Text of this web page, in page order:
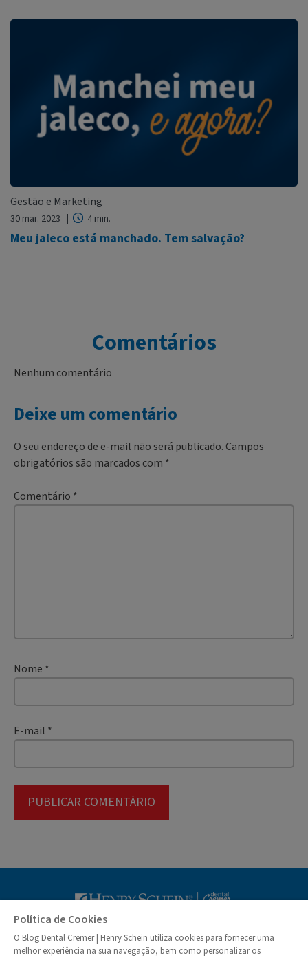
Gestão e Marketing
30 mar. 2023 4 min.
Meu jaleco está manchado. Tem salvação?
Comentários
Nenhum comentário
Deixe um comentário
O seu endereço de e-mail não será publicado.Campos
obrigatórios são marcados com *
Comentário *
Nome *
E-mail *
Blog Dental
© Dental Cremer | Henry Schein 2026
Política de Cookies
O Blog Dental Cremer | Henry Schein utiliza cookies para fornecer uma
melhor experiência na sua navegação, bem como personalizar os